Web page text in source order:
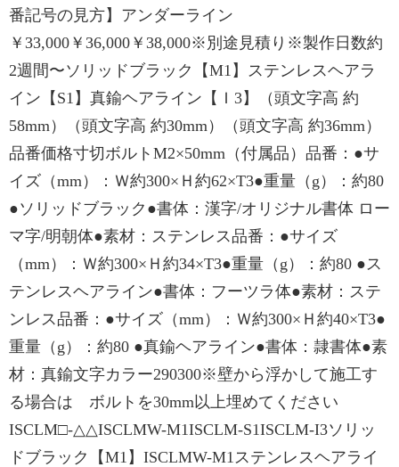
番記号の見方】アンダーライン
￥33,000￥36,000￥38,000※別途見積り※製作日数約
2週間〜ソリッドブラック【M1】ステンレスヘアラ
イン【S1】真鍮ヘアライン【Ｉ3】（頭文字高 約
58mm）（頭文字高 約30mm）（頭文字高 約36mm）
品番価格寸切ボルトM2×50mm（付属品）品番：●サ
イズ（mm）：Ｗ約300×Ｈ約62×T3●重量（g）：約80
●ソリッドブラック●書体：漢字/オリジナル書体 ロー
マ字/明朝体●素材：ステンレス品番：●サイズ
（mm）：Ｗ約300×Ｈ約34×T3●重量（g）：約80 ●ス
テンレスヘアライン●書体：フーツラ体●素材：ステ
ンレス品番：●サイズ（mm）：Ｗ約300×Ｈ約40×T3●
重量（g）：約80 ●真鍮ヘアライン●書体：隷書体●素
材：真鍮文字カラー290300※壁から浮かして施工す
る場合は ボルトを30mm以上埋めてください
ISCLM□-△△ISCLMW-M1ISCLM-S1ISCLM-I3ソリッ
ドブラック【M1】ISCLMW-M1ステンレスヘアライ